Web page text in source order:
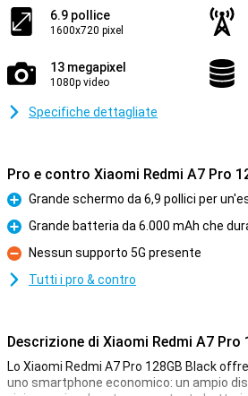
6.9 pollice
1600x720 pixel
13 megapixel
1080p video
Specifiche dettagliate
Pro e contro Xiaomi Redmi A7 Pro
Pro
Grande schermo da 6,9 pollici per
Pro
Grande batteria da 6.000 mAh che
Contro
Nessun supporto 5G presente
Tutti i pro & contro
Descrizione di Xiaomi Redmi A7 Pro
Lo Xiaomi Redmi A7 Pro 128GB Black
uno smartphone economico: un ampio